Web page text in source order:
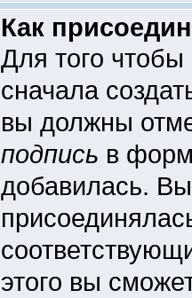
Как
Для того
сначала
вы должны
подпись в
добавилась.
этого вы